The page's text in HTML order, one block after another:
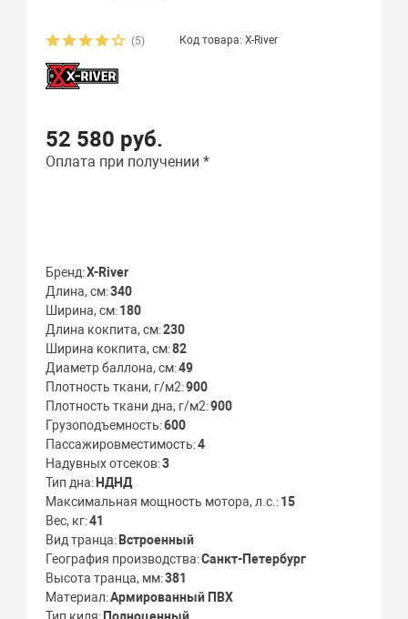
(5) Код товара: X-River
52 580 руб.
Оплата при получении *
Бренд X-River
Длина, см 340
Ширина, см 180
Длина кокпита, см 230
Ширина кокпита, см 82
Диаметр баллона, см 49
Плотность ткани, г/м2 900
Плотность ткани дна, г/м2 900
Грузоподъемность 600
Пассажировместимость 4
Надувных отсеков 3
Тип дна НДНД
Максимальная мощность мотора, л.с. 15
Вес, кг 41
Вид транца Встроенный
География производства Санкт-Петербург
Высота транца, мм 381
Материал Армированный ПВХ